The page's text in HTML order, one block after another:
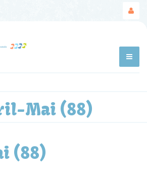
Mai (88)
(88)